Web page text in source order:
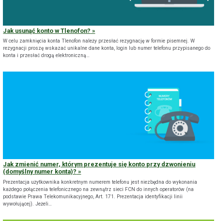
Jak usunąć konto w Tlenofon?
W celu zamknięcia konta Tlenofon należy przesłać rezygnację w formie pisemnej. W
rezygnacji proszę wskazać unikalne dane konta, login lub numer telefonu przypisanego do
konta i przesłać drogą elektroniczną…
Jak zmienić numer, którym prezentuje się konto przy dzwonieniu
(domyślny numer konta)?
Prezentacja użytkownika konkretnym numerem telefonu jest niezbędna do wykonania
każdego połączenia telefonicznego na zewnątrz sieci FCN do innych operatorów (na
podstawie Prawa Telekomunikacyjnego, Art. 171. Prezentacja identyfikacji linii
wywołującej). Jeżeli…